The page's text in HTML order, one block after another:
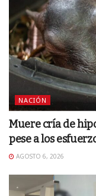
NACIÓN
Muere cría de
pese a los
AGOSTO 6, 2026